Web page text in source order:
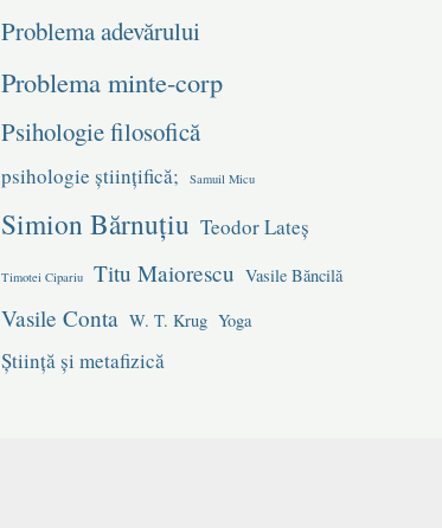
Problema adevărului
Problema minte-corp
Psihologie filosofică
psihologie științifică; Samuil Micu
Simion Bărnuțiu Teodor Lateș
Timotei Cipariu Titu Maiorescu Vasile Băncilă
Vasile Conta W. T. Krug Yoga
Știință și metafizică